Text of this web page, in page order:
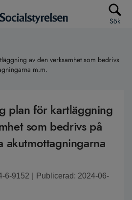
Sök
av den verksamhet som bedrivs
m.m.
plan för kartläggning
som bedrivs på
akutmottagningarna
6-9152
Publicerad: 2024-06-